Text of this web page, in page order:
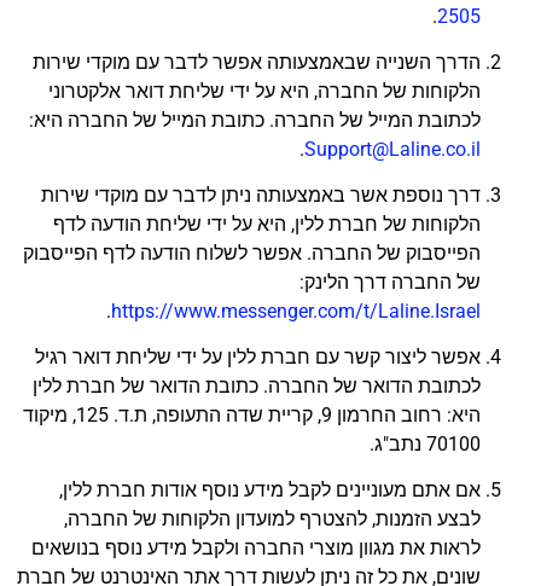
2505
.
הדרך השנייה שבאמצעותה אפשר לדבר עם מוקדי שירות
הלקוחות של החברה, היא על ידי שליחת דואר אלקטרוני
לכתובת המייל של החברה. כתובת המייל של החברה היא:
Support@Laline.co.il
.
דרך נוספת אשר באמצעותה ניתן לדבר עם מוקדי שירות
הלקוחות של חברת ללין, היא על ידי שליחת הודעה לדף
הפייסבוק של החברה. אפשר לשלוח הודעה לדף הפייסבוק
של החברה דרך הלינק:
https://www.messenger.com/t/Laline.Israel
.
אפשר ליצור קשר עם חברת ללין על ידי שליחת דואר רגיל
לכתובת הדואר של החברה. כתובת הדואר של חברת ללין
היא: רחוב החרמון 9, קריית שדה התעופה, ת.ד. 125, מיקוד
70100 נתב"ג.
אם אתם מעוניינים לקבל מידע נוסף אודות חברת ללין,
לבצע הזמנות, להצטרף למועדון הלקוחות של החברה,
לראות את מגוון מוצרי החברה ולקבל מידע נוסף בנושאים
שונים, את כל זה ניתן לעשות דרך אתר האינטרנט של חברת